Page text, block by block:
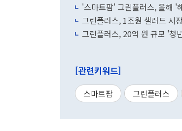
'스마트팜' 그린플러스, 올해 '
그린플러스, 1조원 샐러드 시
그린플러스, 20억 원 규모 '청
[관련키워드]
스마트팜 그린플러스